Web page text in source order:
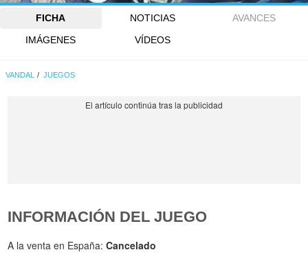
FICHA NOTICIAS
AVANCES
IMÁGENES
VÍDEOS
VANDAL JUEGOS
INFORMACIÓN DEL JUEGO
A la venta en España:Cancelado